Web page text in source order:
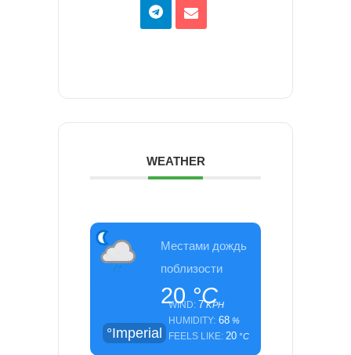
WEATHER
Местами дождь
поблизости
20°C
°Imperial
WIND: 7KPH
HUMIDITY:68%
FEELS LIKE: 20°C